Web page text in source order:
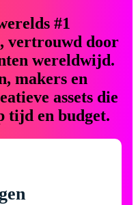
#1
vertrouwd door
wereldwijd.
makers en
assets die
tijd en budget.